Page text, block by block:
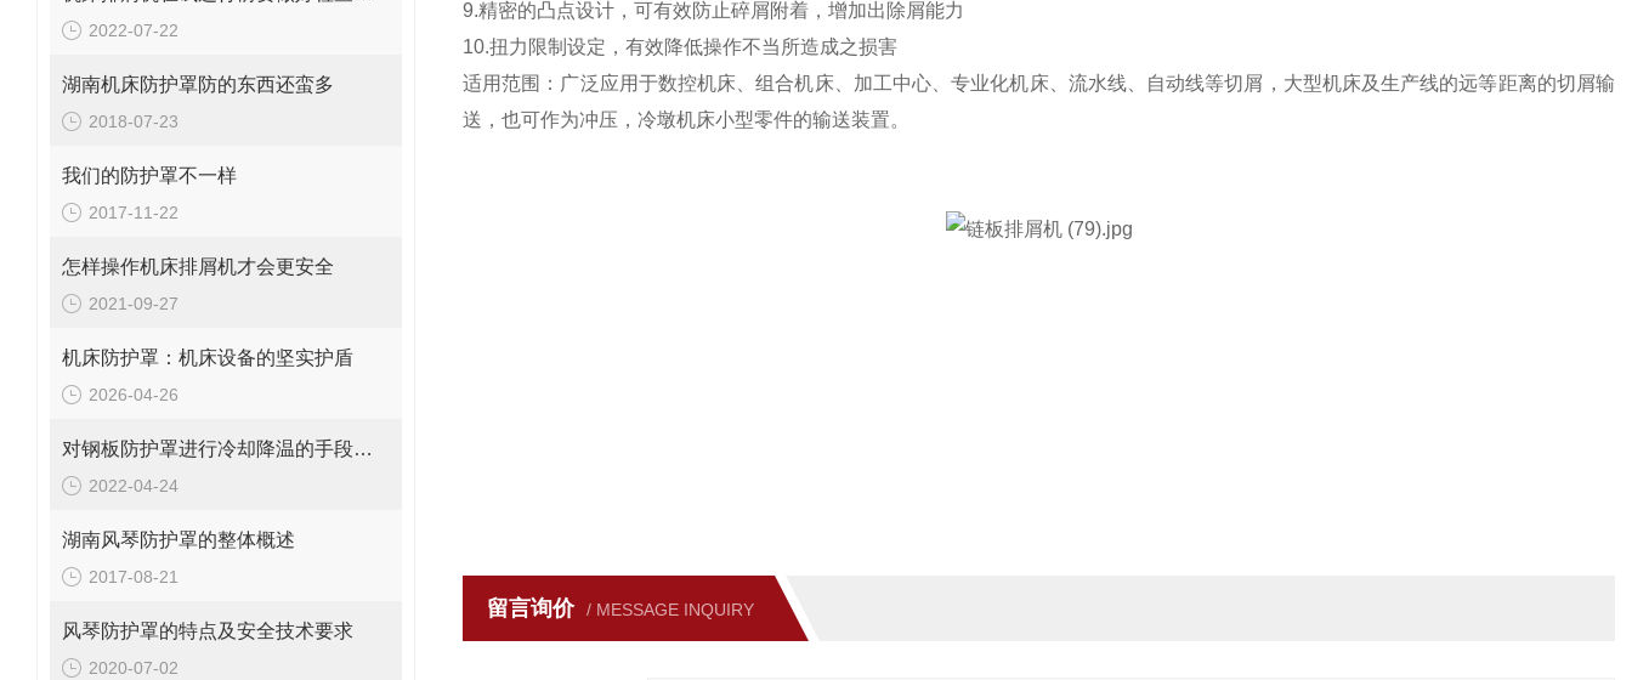
2022-07-22
湖南机床防护罩防的东西还蛮多
2018-07-23
我们的防护罩不一样
2017-11-22
怎样操作机床排屑机才会更安全
2021-09-27
机床防护罩：机床设备的坚实护盾
2026-04-26
对钢板防护罩进行冷却降温的手段有哪些？
2022-04-24
湖南风琴防护罩的整体概述
2017-08-21
风琴防护罩的特点及安全技术要求
2020-07-02
9.精密的凸点设计，可有效防止碎屑附着，增加出除屑能力
10.扭力限制设定，有效降低操作不当所造成之损害
适用范围：广泛应用于数控机床、组合机床、加工中心、专业化机床、流水线、自动线等切屑，大型机床及生产线的远等距离的切屑输
送，也可作为冲压，冷墩机床小型零件的输送装置。
留言询价 / MESSAGE INQUIRY